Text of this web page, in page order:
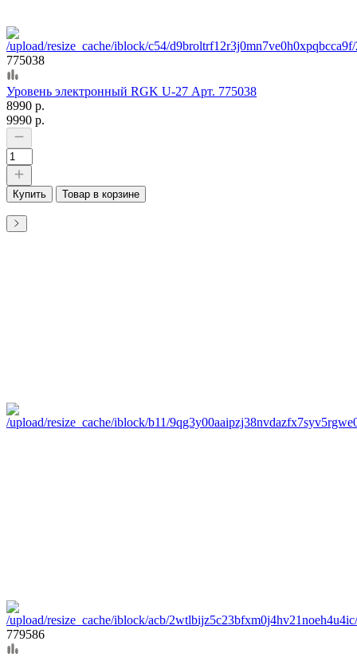
775038
Уровень электронный RGK U-27 Арт. 775038
8990 р.
9990 р.
Купить Товар в корзине
779586